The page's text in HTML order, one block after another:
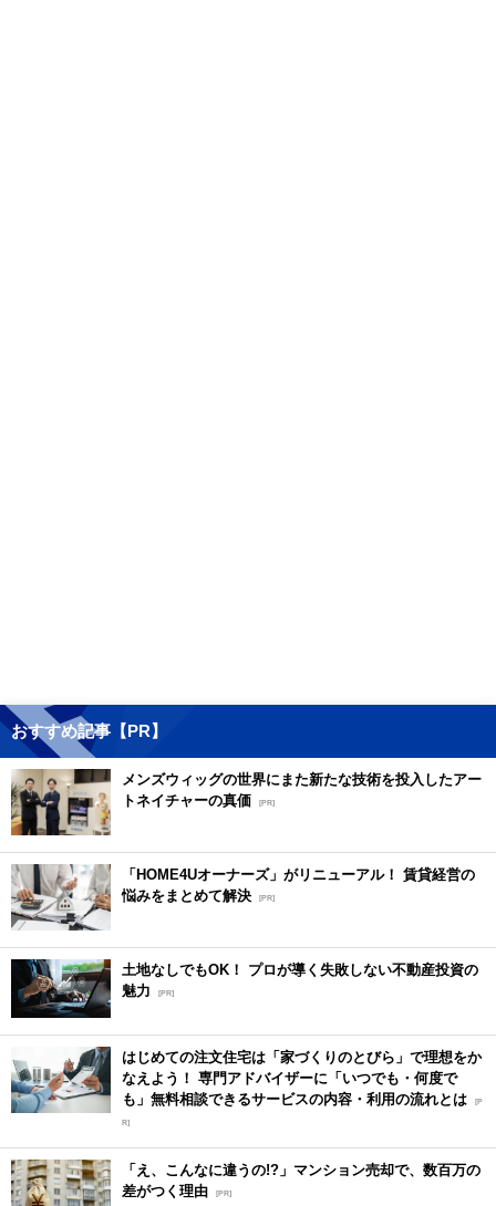
おすすめ記事【PR】
メンズウィッグの世界にまた新たな技術を投入したアー
トネイチャーの真価 [PR]
「HOME4Uオーナーズ」がリニューアル！ 賃貸経営の
悩みをまとめて解決 [PR]
土地なしでもOK！ プロが導く失敗しない不動産投資の
魅力
[PR]
はじめての注文住宅は「家づくりのとびら」で理想をか
なえよう！ 専門アドバイザーに「いつでも・何度で
も」無料相談できるサービスの内容・利用の流れとは [P
R]
「え、こんなに違うの!?」マンション売却で、数百万の
差がつく理由 [PR]